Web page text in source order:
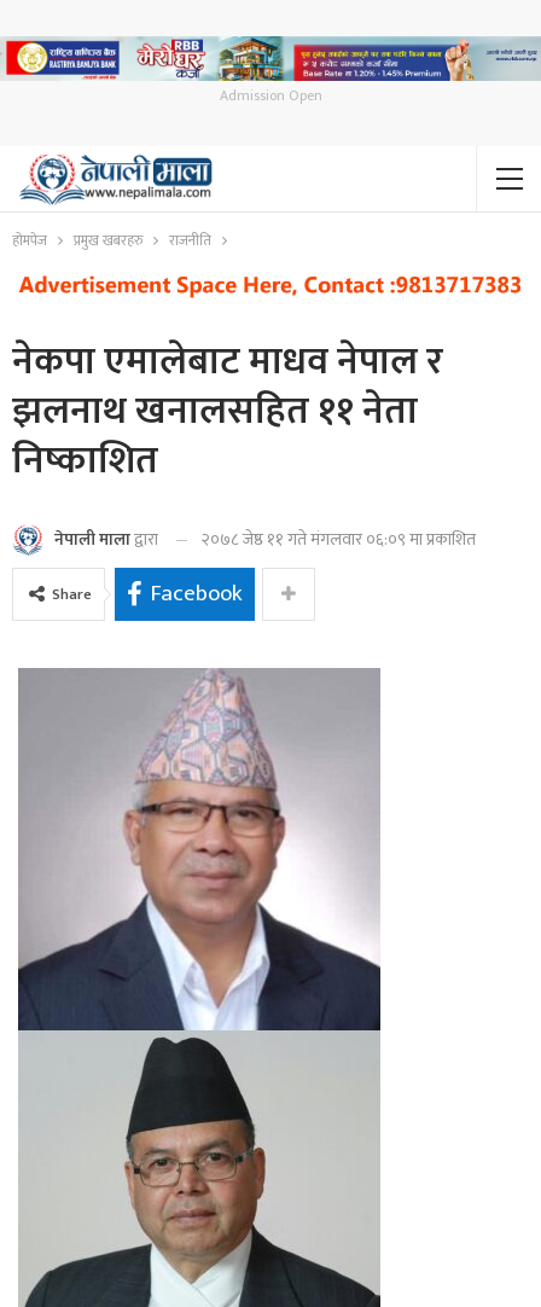
Admission Open
होमपेज प्रमुख खबरहरु राजनीति
नेकपा एमालेबाट माधव नेपाल र
झलनाथ खनालसहित ११ नेता
निष्काशित
नेपाली मालाद्वारा २०७८ जेष्ठ ११ गते मंगलवार ०६:०९ मा प्रकाशित
Share Facebook